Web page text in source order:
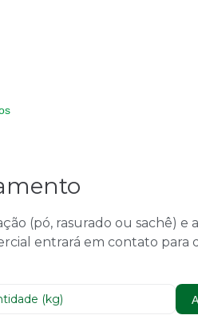
(pó, rasurado ou sachê) e
entrará em contato para